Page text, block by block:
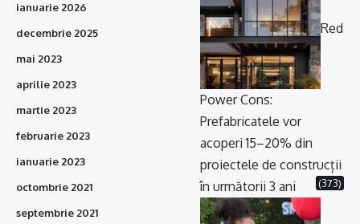
ianuarie 2026
decembrie 2025
mai 2023
aprilie 2023
martie 2023
februarie 2023
ianuarie 2023
octombrie 2021
septembrie 2021
Red
Power Cons:
Prefabricatele vor
acoperi 15–20% din
proiectele de construcții
în următorii 3 ani
(373)